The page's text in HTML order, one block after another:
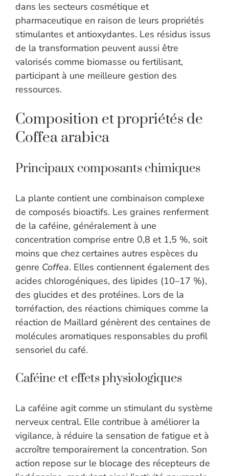
dans les secteurs cosmétique et
pharmaceutique en raison de leurs propriétés
stimulantes et antioxydantes. Les résidus issus
de la transformation peuvent aussi être
valorisés comme biomasse ou fertilisant,
participant à une meilleure gestion des
ressources.
Composition et propriétés de
Coffea arabica
Principaux composants chimiques
La plante contient une combinaison complexe
de composés bioactifs. Les graines renferment
de la caféine, généralement à une
concentration comprise entre 0,8 et 1,5 %, soit
moins que chez certaines autres espèces du
genre Coffea. Elles contiennent également des
acides chlorogéniques, des lipides (10–17 %),
des glucides et des protéines. Lors de la
torréfaction, des réactions chimiques comme la
réaction de Maillard génèrent des centaines de
molécules aromatiques responsables du profil
sensoriel du café.
Caféine et effets physiologiques
La caféine agit comme un stimulant du système
nerveux central. Elle contribue à améliorer la
vigilance, à réduire la sensation de fatigue et à
accroître temporairement la concentration. Son
action repose sur le blocage des récepteurs de